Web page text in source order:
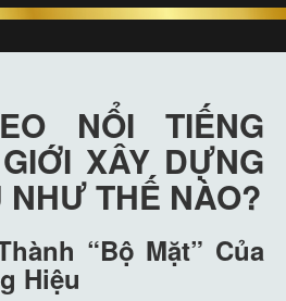
NỔI TIẾNG
XÂY DỰNG
NHƯ THẾ NÀO?
“Bộ Mặt” Của
Hiệu